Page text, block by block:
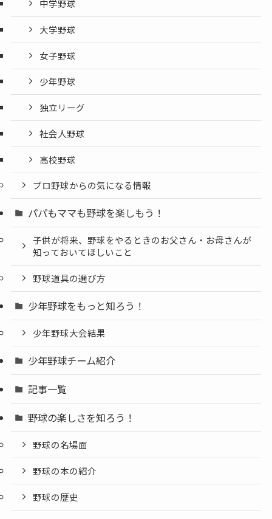
中学野球
大学野球
女子野球
少年野球
独立リーグ
社会人野球
高校野球
プロ野球からの気になる情報
パパもママも野球を楽しもう！
子供が将来、野球をやるときのお父さん・お母さんが
知っておいてほしいこと
野球道具の選び方
少年野球をもっと知ろう！
少年野球大会結果
少年野球チーム紹介
記事一覧
野球の楽しさを知ろう！
野球の名場面
野球の本の紹介
野球の歴史